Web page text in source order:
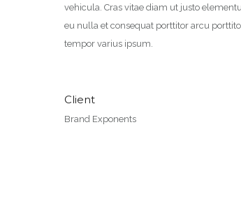
vehicula. Cras vitae diam ut justo
eu nulla et consequat porttitor arcu
tempor varius ipsum.
Client
Brand Exponents